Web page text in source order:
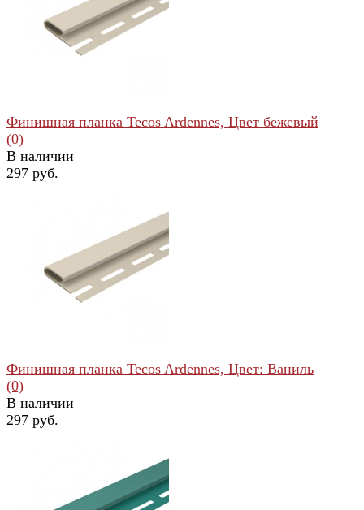
избранное сравнить
избранное сравнить
Финишная планка Tecos Ardennes, Цвет бежевый
(0)
В наличии
297 руб.
Финишная планка Tecos Ardennes, Цвет: Ваниль
(0)
В наличии
297 руб.